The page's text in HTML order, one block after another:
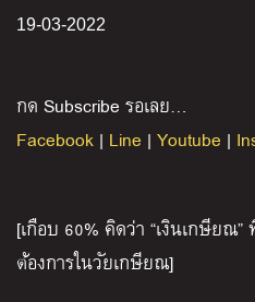
19-03-2022
กด Subscribe รอเลย…
Facebook | Line | Youtube |
[เกือบ 60% คิดว่า “เงินเกษียณ”
ต้องการในวัยเกษียณ]